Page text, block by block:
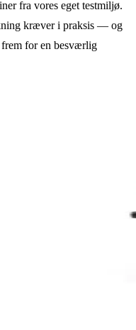
fra vores eget testmiljø.
kræver i praksis — og
frem for en besværlig